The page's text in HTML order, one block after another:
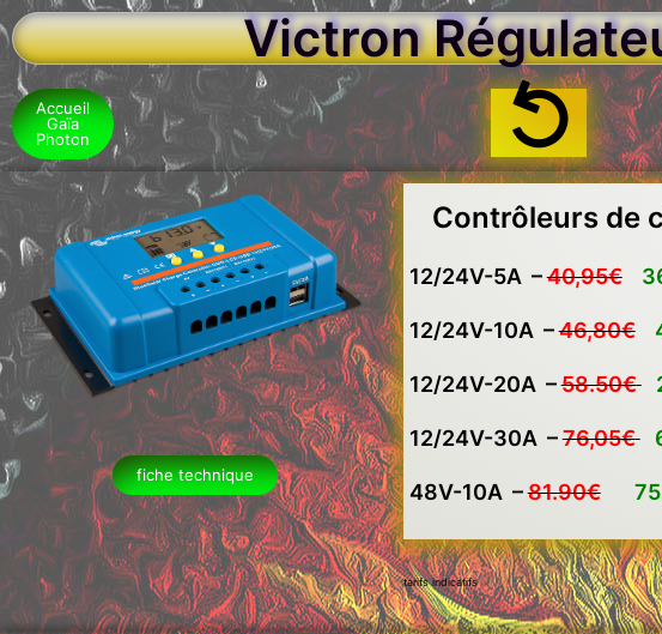
Victron
Accueil
Gaïa
Photon
fiche technique
Contrôleurs de
12/24V-5A –40,95€
12/24V-10A –46,80€
12/24V-20A –58.50€
12/24V-30A –76,05€
48V-10A –81.90€
tarifs indicatifs